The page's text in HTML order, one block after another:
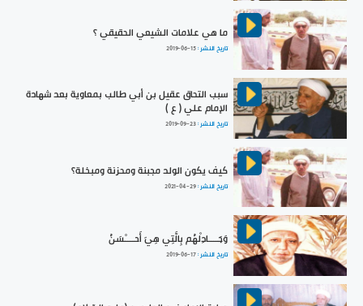
ما هي علامات الشيعي الحقيقي ؟
تاريخ النشر :2019-06-15
سبب التحاق عقيل بن أبي طالب بمعاوية بعد شهادة
الإمام علي ( ع )
تاريخ النشر :2019-09-23
كيف يكون الولد مجبنة ومحزنة ومبخلة؟
تاريخ النشر :2021-04-29
وَجَــــادِلْهُم بِالَّتِي هِيَ أَحــــْسَنُ
تاريخ النشر :2019-06-17